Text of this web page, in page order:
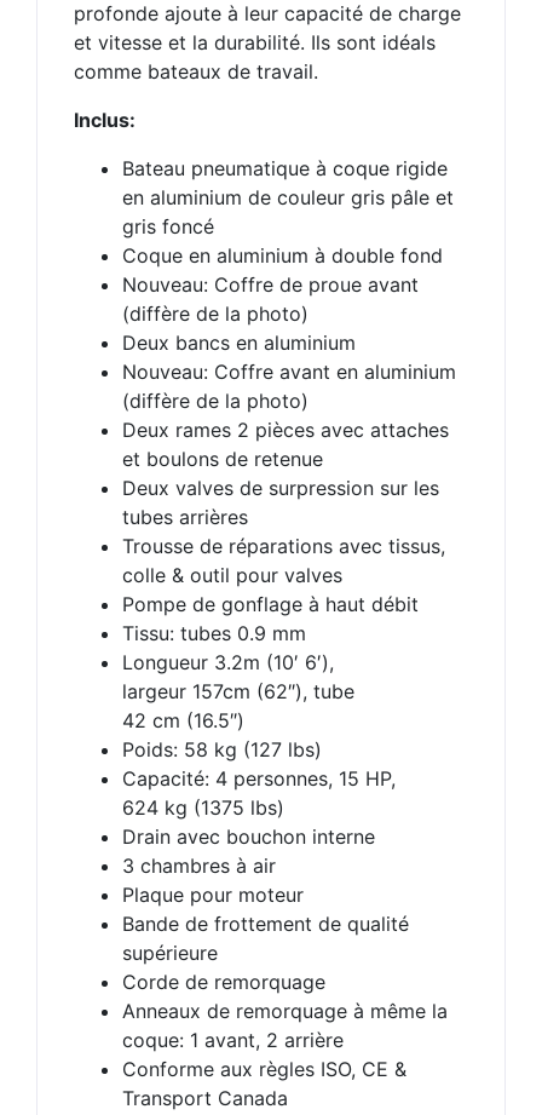
profonde ajoute à leur capacité de charge
et vitesse et la durabilité. Ils sont idéals
comme bateaux de travail.
Inclus:
Bateau pneumatique à coque rigide
en aluminium de couleur gris pâle et
gris foncé
Coque en aluminium à double fond
Nouveau: Coffre de proue avant
(diffère de la photo)
Deux bancs en aluminium
Nouveau: Coffre avant en aluminium
(diffère de la photo)
Deux rames 2 pièces avec attaches
et boulons de retenue
Deux valves de surpression sur les
tubes arrières
Trousse de réparations avec tissus,
colle & outil pour valves
Pompe de gonflage à haut débit
Tissu: tubes 0.9 mm
Longueur 3.2m (10′ 6′),
largeur 157cm (62″), tube
42 cm (16.5″)
Poids: 58 kg (127 lbs)
Capacité: 4 personnes, 15 HP,
624 kg (1375 lbs)
Drain avec bouchon interne
3 chambres à air
Plaque pour moteur
Bande de frottement de qualité
supérieure
Corde de remorquage
Anneaux de remorquage à même la
coque: 1 avant, 2 arrière
Conforme aux règles ISO, CE &
Transport Canada